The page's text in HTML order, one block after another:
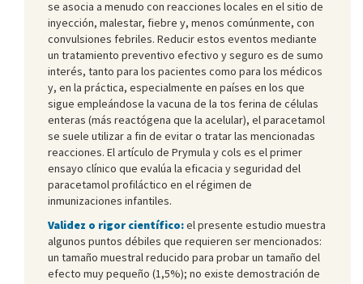
se asocia a menudo con reacciones locales en el sitio de
inyección, malestar, fiebre y, menos comúnmente, con
convulsiones febriles. Reducir estos eventos mediante
un tratamiento preventivo efectivo y seguro es de sumo
interés, tanto para los pacientes como para los médicos
y, en la práctica, especialmente en países en los que
sigue empleándose la vacuna de la tos ferina de células
enteras (más reactógena que la acelular), el paracetamol
se suele utilizar a fin de evitar o tratar las mencionadas
reacciones. El artículo de Prymula y cols es el primer
ensayo clínico que evalúa la eficacia y seguridad del
paracetamol profiláctico en el régimen de
inmunizaciones infantiles.
Validez o rigor científico:el presente estudio muestra
algunos puntos débiles que requieren ser mencionados:
un tamaño muestral reducido para probar un tamaño del
efecto muy pequeño (1,5%); no existe demostración de